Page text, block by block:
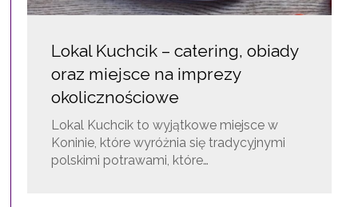
Lokal Kuchcik – catering, obiady
oraz miejsce na imprezy
okolicznościowe
Lokal Kuchcik to wyjątkowe miejsce w
Koninie, które wyróżnia się tradycyjnymi
polskimi potrawami, które…